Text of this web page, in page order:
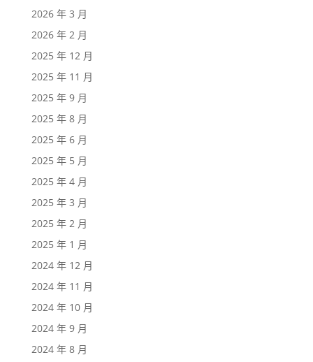
2026 年 3 月
2026 年 2 月
2025 年 12 月
2025 年 11 月
2025 年 9 月
2025 年 8 月
2025 年 6 月
2025 年 5 月
2025 年 4 月
2025 年 3 月
2025 年 2 月
2025 年 1 月
2024 年 12 月
2024 年 11 月
2024 年 10 月
2024 年 9 月
2024 年 8 月